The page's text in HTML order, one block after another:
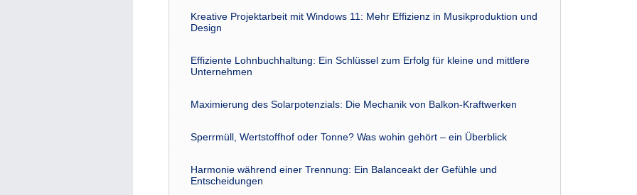
Kreative Projektarbeit mit Windows 11: Mehr Effizienz in Musikproduktion und
Design
Effiziente Lohnbuchhaltung: Ein Schlüssel zum Erfolg für kleine und mittlere
Unternehmen
Maximierung des Solarpotenzials: Die Mechanik von Balkon-Kraftwerken
Sperrmüll, Wertstoffhof oder Tonne? Was wohin gehört – ein Überblick
Harmonie während einer Trennung: Ein Balanceakt der Gefühle und
Entscheidungen